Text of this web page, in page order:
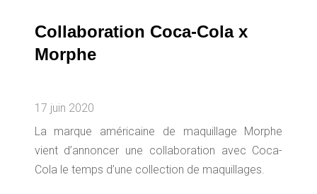
Collaboration Coca-Cola x
Morphe
17 juin 2020
La marque américaine de maquillage Morphe
vient d’annoncer une collaboration avec Coca-
Cola le temps d’une collection de maquillages.